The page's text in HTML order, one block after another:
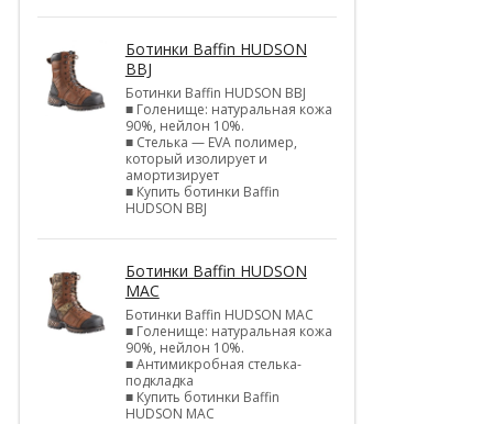
Ботинки Baffin HUDSON
BBJ
Ботинки Baffin HUDSON BBJ
■ Голенище: натуральная кожа
90%, нейлон 10%.
■ Стелька — EVA полимер,
который изолирует и
амортизирует
■ Купить ботинки Baffin
HUDSON BBJ
Ботинки Baffin HUDSON
MAC
Ботинки Baffin HUDSON MAC
■ Голенище: натуральная кожа
90%, нейлон 10%.
■ Антимикробная стелька-
подкладка
■ Купить ботинки Baffin
HUDSON MAC